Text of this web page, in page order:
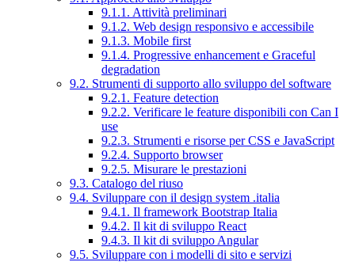
9.1.1. Attività preliminari
9.1.2. Web design responsivo e accessibile
9.1.3. Mobile first
9.1.4. Progressive enhancement e Graceful
degradation
9.2. Strumenti di supporto allo sviluppo del software
9.2.1. Feature detection
9.2.2. Verificare le feature disponibili con Can I
use
9.2.3. Strumenti e risorse per CSS e JavaScript
9.2.4. Supporto browser
9.2.5. Misurare le prestazioni
9.3. Catalogo del riuso
9.4. Sviluppare con il design system .italia
9.4.1. Il framework Bootstrap Italia
9.4.2. Il kit di sviluppo React
9.4.3. Il kit di sviluppo Angular
9.5. Sviluppare con i modelli di sito e servizi